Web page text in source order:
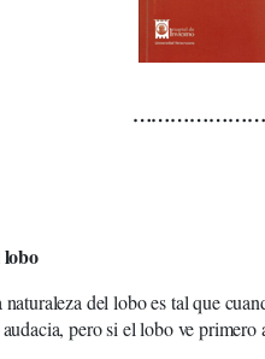
naturaleza del lobo es tal que
pero si el lobo ve